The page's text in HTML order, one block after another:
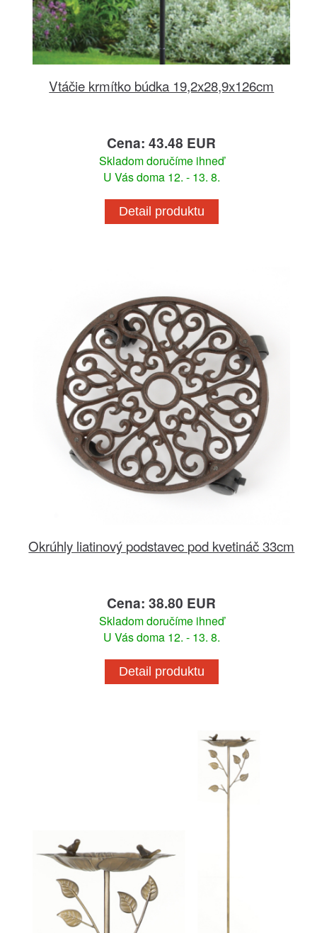
Vtáčie krmítko búdka 19,2x28,9x126cm
Cena: 43.48 EUR
Skladom doručíme ihneď
U Vás doma 12. - 13. 8.
Detail produktu
Okrúhly liatinový podstavec pod kvetináč 33cm
Cena: 38.80 EUR
Skladom doručíme ihneď
U Vás doma 12. - 13. 8.
Detail produktu